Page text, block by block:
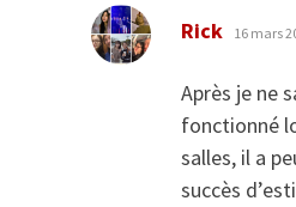
Rick dit :
16 mars
Après je ne
fonctionné
salles, il a
succès